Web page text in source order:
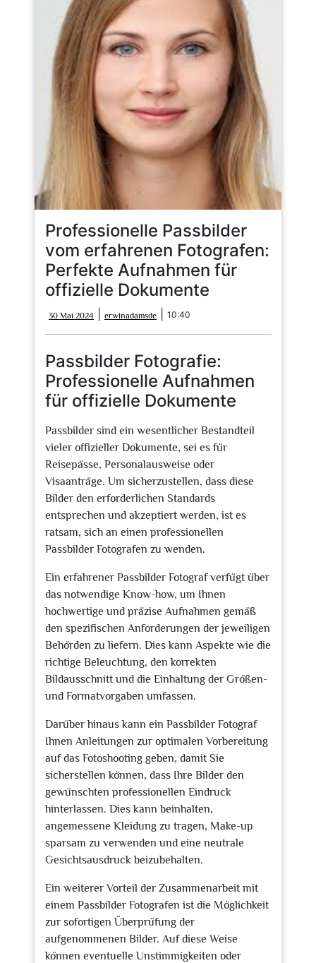
Professionelle Passbilder
vom erfahrenen Fotografen:
Perfekte Aufnahmen für
offizielle Dokumente
30 Mai 2024
Mai
2024
erwinadamsde erwinadamsde
10:40
Passbilder Fotografie:
Professionelle Aufnahmen
für offizielle Dokumente
Passbilder sind ein wesentlicher Bestandteil
vieler offizieller Dokumente, sei es für
Reisepässe, Personalausweise oder
Visaanträge. Um sicherzustellen, dass diese
Bilder den erforderlichen Standards
entsprechen und akzeptiert werden, ist es
ratsam, sich an einen professionellen
Passbilder Fotografen zu wenden.
Ein erfahrener Passbilder Fotograf verfügt über
das notwendige Know-how, um Ihnen
hochwertige und präzise Aufnahmen gemäß
den spezifischen Anforderungen der jeweiligen
Behörden zu liefern. Dies kann Aspekte wie die
richtige Beleuchtung, den korrekten
Bildausschnitt und die Einhaltung der Größen-
und Formatvorgaben umfassen.
Darüber hinaus kann ein Passbilder Fotograf
Ihnen Anleitungen zur optimalen Vorbereitung
auf das Fotoshooting geben, damit Sie
sicherstellen können, dass Ihre Bilder den
gewünschten professionellen Eindruck
hinterlassen. Dies kann beinhalten,
angemessene Kleidung zu tragen, Make-up
sparsam zu verwenden und eine neutrale
Gesichtsausdruck beizubehalten.
Ein weiterer Vorteil der Zusammenarbeit mit
einem Passbilder Fotografen ist die Möglichkeit
zur sofortigen Überprüfung der
aufgenommenen Bilder. Auf diese Weise
können eventuelle Unstimmigkeiten oder